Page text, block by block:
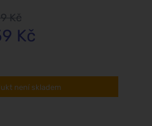
Kč
Kč
není skladem